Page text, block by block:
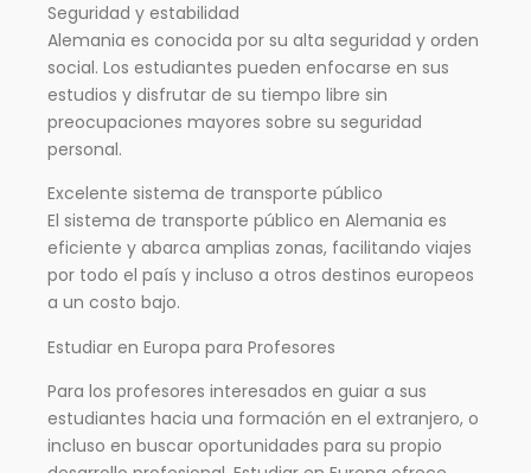
Seguridad y estabilidad
Alemania es conocida por su alta seguridad y orden
social. Los estudiantes pueden enfocarse en sus
estudios y disfrutar de su tiempo libre sin
preocupaciones mayores sobre su seguridad
personal.
Excelente sistema de transporte público
El sistema de transporte público en Alemania es
eficiente y abarca amplias zonas, facilitando viajes
por todo el país y incluso a otros destinos europeos
a un costo bajo.
Estudiar en Europa para Profesores
Para los profesores interesados en guiar a sus
estudiantes hacia una formación en el extranjero, o
incluso en buscar oportunidades para su propio